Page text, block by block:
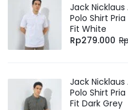
Jack
Polo Shirt
Fit White
Rp279.000
Jack
Polo Shirt
Fit Dark Grey